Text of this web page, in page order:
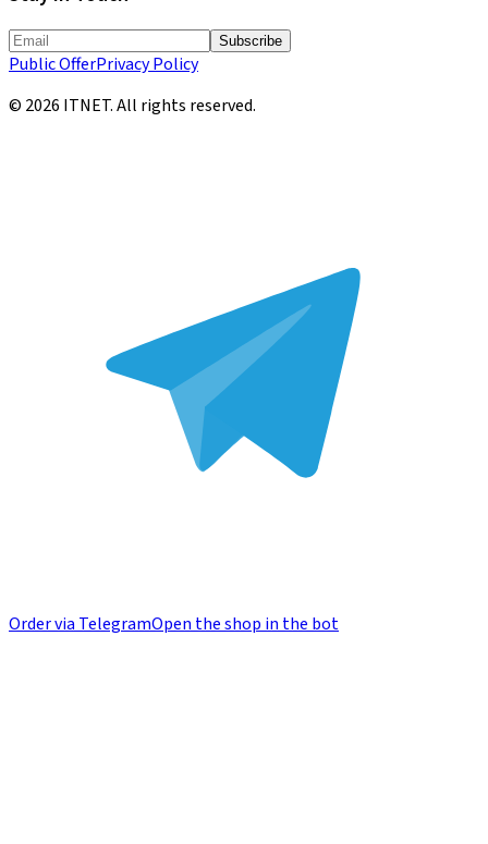
Subscribe
Public OfferPrivacy Policy
© 2026 ITNET.All rights reserved.
Order via TelegramOpen the shop in the bot